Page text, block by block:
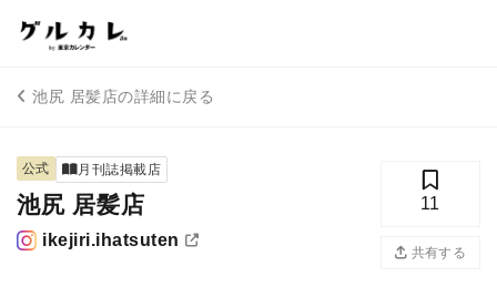
池尻 居髪店の詳細に戻る
公式 月刊誌掲載店
池尻 居髪店
ikejiri.ihatsuten
11
共有する